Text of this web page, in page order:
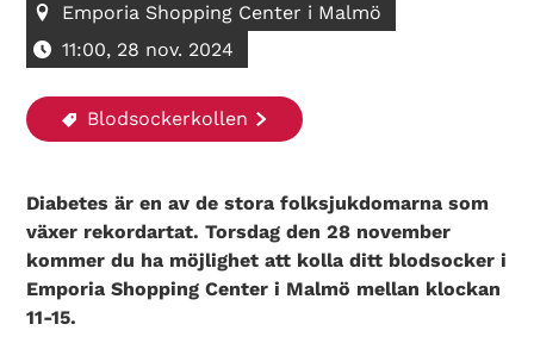
Emporia Shopping Center i Malmö
11:00, 28 nov. 2024
Blodsockerkollen
Diabetes är en av de stora folksjukdomarna som
växer rekordartat. Torsdag den 28 november
kommer du ha möjlighet att kolla ditt blodsocker i
Emporia Shopping Center i Malmö mellan klockan
11-15.